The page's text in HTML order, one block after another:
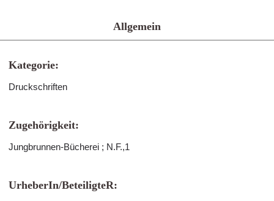
Allgemein
Kategorie:
Druckschriften
Zugehörigkeit:
Jungbrunnen-Bücherei ; N.F.,1
UrheberIn/BeteiligteR: